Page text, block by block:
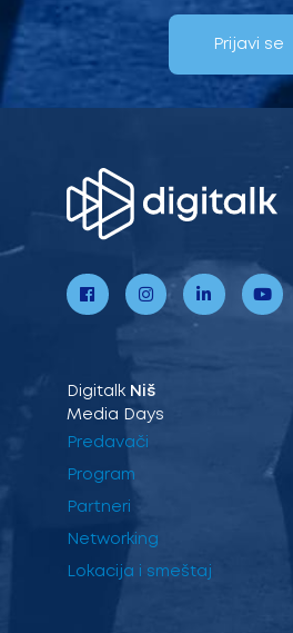
Prijavi se
Digitalk Niš
Media Days
Predavači
Program
Partneri
Networking
Lokacija i smeštaj